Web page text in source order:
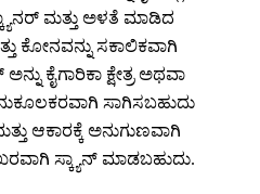
ಮತ್ತು ಅಳತೆ ಮಾಡಿದ
ಕೋನವನ್ನು ಸಕಾಲಿಕವಾಗಿ
ಕೈಗಾರಿಕಾ ಕ್ಷೇತ್ರ ಅಥವಾ
ಸಾಗಿಸಬಹುದು
ಆಕಾರಕ್ಕೆ ಅನುಗುಣವಾಗಿ
ಸ್ಕ್ಯಾನ್ ಮಾಡಬಹುದು.